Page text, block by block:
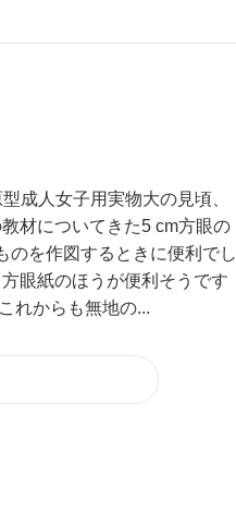
成人女子用実物大の見頃、
材についてきた5 cm方眼の
を作図するときに便利でし
眼紙のほうが便利そうです
れからも無地の...